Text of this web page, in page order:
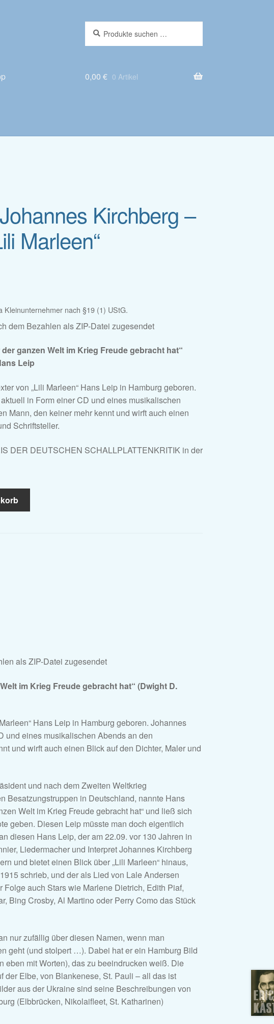
nach:
0,00 € 0 Artikel
Kirchberg –
Marleen“
Kleinunternehmer nach §19 (1) UStG.
dem Bezahlen als ZIP-Datei zugesendet
ganzen Welt im Krieg Freude gebracht hat“
Leip
von „Lili Marleen“ Hans Leip in Hamburg geboren.
in Form einer CD und eines musikalischen
Mann, den keiner mehr kennt und wirft auch einen
Schriftsteller.
DER DEUTSCHEN SCHALLPLATTENKRITIK in der
als ZIP-Datei zugesendet
im Krieg Freude gebracht hat“ (Dwight D.
Hans Leip in Hamburg geboren. Johannes
und eines musikalischen Abends an den
und wirft auch einen Blick auf den Dichter, Maler und
und nach dem Zweiten Weltkrieg
Besatzungstruppen in Deutschland, nannte Hans
Welt im Krieg Freude gebracht hat“ und ließ sich
geben. Diesen Leip müsste man doch eigentlich
diesen Hans Leip, der am 22.09. vor 130 Jahren in
Liedermacher und Interpret Johannes Kirchberg
und bietet einen Blick über „Lili Marleen“ hinaus,
schrieb, und der als Lied von Lale Andersen
auch Stars wie Marlene Dietrich, Edith Piaf,
Bing Crosby, Al Martino oder Perry Como das Stück
nur zufällig über diesen Namen, wenn man
geht (und stolpert …). Dabei hat er ein Hamburg Bild
eben mit Worten), das zu beeindrucken weiß. Die
der Elbe, von Blankenese, St. Pauli – all das ist
aus der Ukraine sind seine Beschreibungen von
(Elbbrücken, Nikolaifleet, St. Katharinen)